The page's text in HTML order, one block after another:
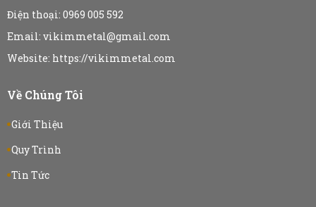
Điện thoại: 0969 005 592
Email: vikimmetal@gmail.com
Website: https://vikimmetal.com
Về Chúng Tôi
Giới Thiệu
Quy Trình
Tin Tức